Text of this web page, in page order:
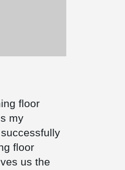
floor
my
floor
us the